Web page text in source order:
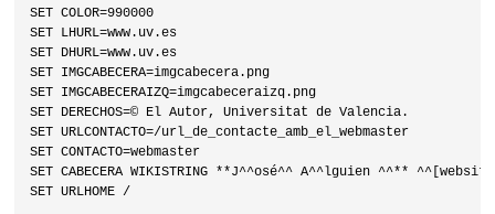
SET COLOR=990000
SET LHURL=www.uv.es
SET DHURL=www.uv.es
SET IMGCABECERA=imgcabecera.png
SET IMGCABECERAIZQ=imgcabeceraizq.png
SET DERECHOS=© El Autor, Universitat de Valencia.
SET URLCONTACTO=/url_de_contacte_amb_el_webmaster
SET CONTACTO=webmaster
SET CABECERA WIKISTRING **J^^osé^^ A^^lguien ^^**
SET URLHOME /